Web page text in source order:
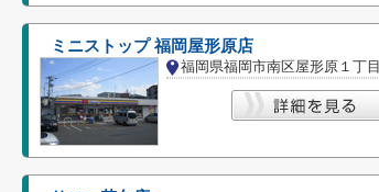
ミニストップ 福岡屋形原店
福岡県福岡市南区屋形原１丁目